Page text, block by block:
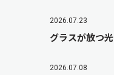
2026.07.23
グラスが放つ光
2026.07.08